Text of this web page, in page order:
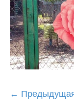
Post
←